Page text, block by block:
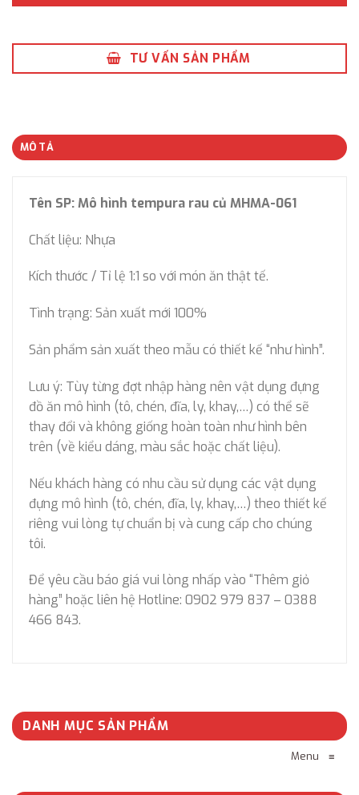
TƯ VẤN SẢN PHẨM
MÔ TẢ
Tên SP: Mô hình tempura rau củ MHMA-061
Chất liệu: Nhựa
Kích thước / Tỉ lệ 1:1 so với món ăn thật tế.
Tình trạng: Sản xuất mới 100%
Sản phẩm sản xuất theo mẫu có thiết kế “như hình”.
Lưu ý: Tùy từng đợt nhập hàng nên vật dụng đựng
đồ ăn mô hình (tô, chén, đĩa, ly, khay,…) có thể sẽ
thay đổi và không giống hoàn toàn như hình bên
trên (về kiểu dáng, màu sắc hoặc chất liệu).
Nếu khách hàng có nhu cầu sử dụng các vật dụng
đựng mô hình (tô, chén, đĩa, ly, khay,…) theo thiết kế
riêng vui lòng tự chuẩn bị và cung cấp cho chúng
tôi.
Để yêu cầu báo giá vui lòng nhấp vào “Thêm giỏ
hàng” hoặc liên hệ Hotline: 0902 979 837 – 0388
466 843.
DANH MỤC SẢN PHẨM
Menu ≡